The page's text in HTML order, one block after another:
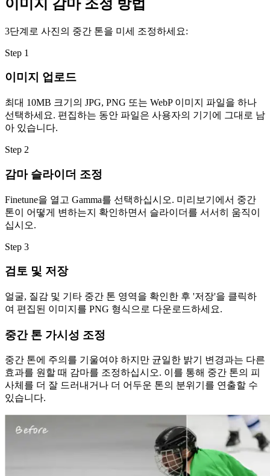
이미지 감마 조정 방법
3단계로 사진의 중간 톤을 미세 조정하세요:
Step 1
이미지 업로드
최대 10MB 크기의 JPG, PNG 또는 WebP 이미지 파일을 하나
선택하세요. 편집하는 동안 파일은 사용자의 기기에 그대로 남
아 있습니다.
Step 2
감마 슬라이더 조정
Finetune을 열고 Gamma를 선택하십시오. 미리보기에서 중간
톤이 어떻게 변하는지 확인하면서 슬라이더를 서서히 움직이
십시오.
Step 3
검토 및 저장
얼굴, 질감 및 기타 중간 톤 영역을 확인한 후 '저장'을 클릭하
여 편집된 이미지를 PNG 형식으로 다운로드하세요.
중간 톤 가시성 조정
중간 톤에 주의를 기울여야 하지만 균일한 밝기 변경과는 다른
효과를 원할 때 감마를 조정하십시오. 이를 통해 중간 톤의 피
사체를 더 잘 드러내거나 더 어두운 톤의 분위기를 연출할 수
있습니다.